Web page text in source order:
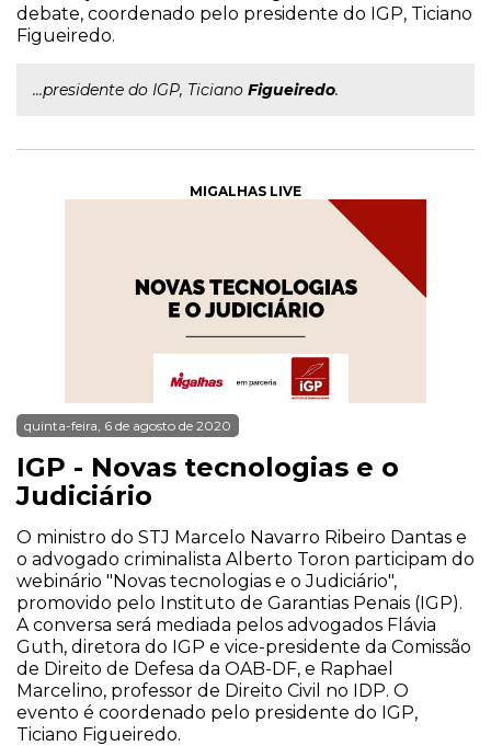
debate, coordenado pelo presidente do IGP, Ticiano
Figueiredo.
...presidente do IGP, Ticiano Figueiredo.
MIGALHAS LIVE
quinta-feira, 6 de agosto de 2020
IGP - Novas tecnologias e o
Judiciário
O ministro do STJ Marcelo Navarro Ribeiro Dantas e
o advogado criminalista Alberto Toron participam do
webinário "Novas tecnologias e o Judiciário",
promovido pelo Instituto de Garantias Penais (IGP).
A conversa será mediada pelos advogados Flávia
Guth, diretora do IGP e vice-presidente da Comissão
de Direito de Defesa da OAB-DF, e Raphael
Marcelino, professor de Direito Civil no IDP. O
evento é coordenado pelo presidente do IGP,
Ticiano Figueiredo.